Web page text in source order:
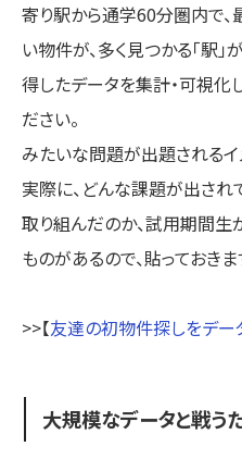
寄り駅から通学60分圏内で
い物件が、多く見つかる「駅
得したデータを集計・可視化
ださい。
みたいな問題が出題されるイ
実際に、どんな課題が出され
取り組んだのか、試用期間生
ものがあるので、貼っておきま
>>【友達の初物件探しをデー
大規模なデータと戦う